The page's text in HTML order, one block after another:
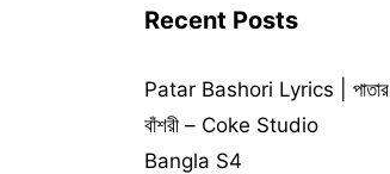
Recent Posts
Patar Bashori Lyrics | পাতার
বাঁশরী – Coke Studio
Bangla S4